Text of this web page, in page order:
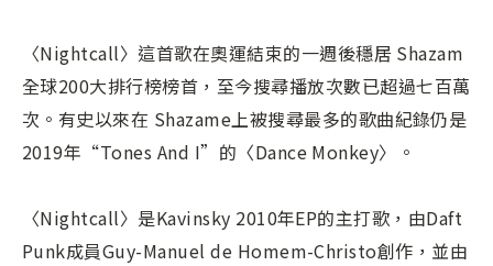
〈Nightcall〉這首歌在奧運結束的一週後穩居 Shazam
全球200大排行榜榜首，至今搜尋播放次數已超過七百萬
次。有史以來在 Shazame上被搜尋最多的歌曲紀錄仍是
2019年“Tones And I”的〈Dance Monkey〉。
〈Nightcall〉是Kavinsky 2010年EP的主打歌，由Daft
Punk成員Guy-Manuel de Homem-Christo創作，並由